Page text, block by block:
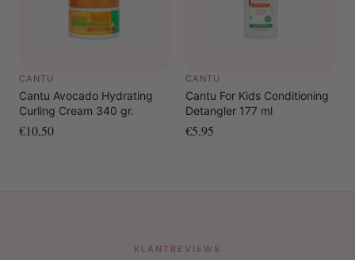
CANTU
Cantu Avocado Hydrating
Curling Cream 340 gr.
€10,50
CANTU
Cantu For Kids Conditioning
Detangler 177 ml
€5,95
KLANTREVIEWS